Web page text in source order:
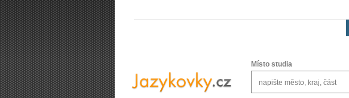
Místo studia